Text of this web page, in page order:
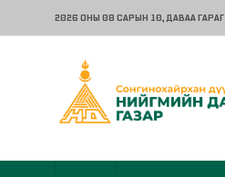
2026 ОНЫ 08 САРЫН 10, ДАВАА ГАРАГ